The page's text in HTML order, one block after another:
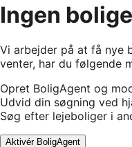
Ingen
Vi arbejder på at få nye
venter, har du følgende
Opret BoligAgent og
Udvid din søgning ved
Søg efter lejeboliger i
Aktivér BoligAgent